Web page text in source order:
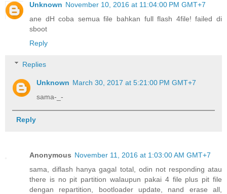
Unknown November 10, 2016 at 11:04:00 PM GMT+7
ane dH coba semua file bahkan full flash 4file! failed di
sboot
Reply
Replies
Unknown March 30, 2017 at 5:21:00 PM GMT+7
sama-_-
Reply
Anonymous November 11, 2016 at 1:03:00 AM GMT+7
sama, diflash hanya gagal total, odin not responding atau
there is no pit partition walaupun pakai 4 file plus pit file
dengan repartition, bootloader update, nand erase all,